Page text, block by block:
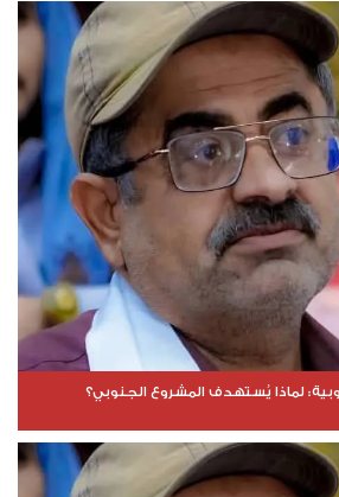
لماذا يُستهدف المشروع الجنوبي؟